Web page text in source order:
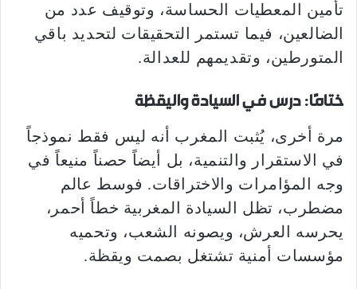
تأمين المعطيات الحساسة، وتوقيف عدد من
الضالعين، فيما تستمر التحقيقات لتحديد باقي
المتورطين، وتقديمهم للعدالة.
ختامًا: درس في السيادة واليقظة
مرة أخرى، يُثبت المغرب أنه ليس فقط نموذجاً
في الاستقرار والتنمية، بل أيضاً حصناً منيعاً في
وجه المؤامرات والاختراقات. فوسط عالم
مضطرب، تظل السيادة المغربية خطاً أحمر،
يحرسه العرش، ويصونه الشعب، وتحميه
مؤسسات أمنية تشتغل بصمت ويقظة.